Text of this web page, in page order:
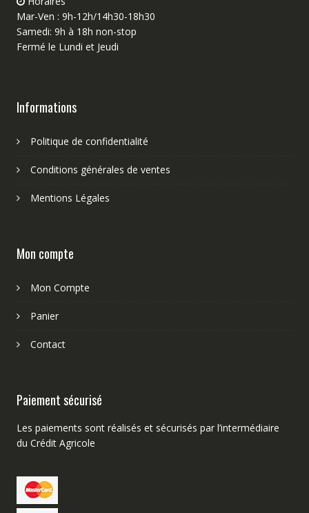
Mar-Ven : 9h-12h/14h30-18h30
Samedi: 9h à 18h non-stop
Fermé le Lundi et Jeudi
Informations
Politique de confidentialité
Conditions générales de ventes
Mentions Légales
Mon compte
Mon Compte
Panier
Contact
Paiement sécurisé
Les paiements sont réalisés et sécurisés par l’intermédiaire
du Crédit Agricole